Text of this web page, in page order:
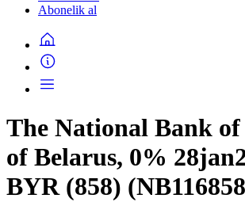
Abonelik al
The National Bank
of Belarus, 0%
BYR (858)